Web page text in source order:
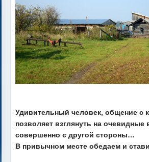
Удивительный человек, общение с
позволяет взглянуть на
совершенно с другой стороны…
В привычном месте обедаем и